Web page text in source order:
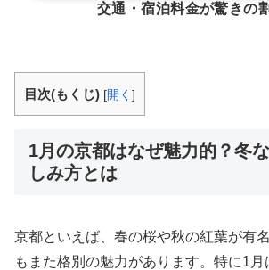
交通・宿泊料金が驚きの
目次(もくじ) [開く ]
1月の京都はなぜ魅力的？冬
しみ方とは
京都といえば、春の桜や秋の紅葉が有
もまた格別の魅力があります。特に1